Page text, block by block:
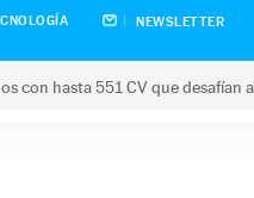
NEWSLETTER
con hasta 551 CV que desafían